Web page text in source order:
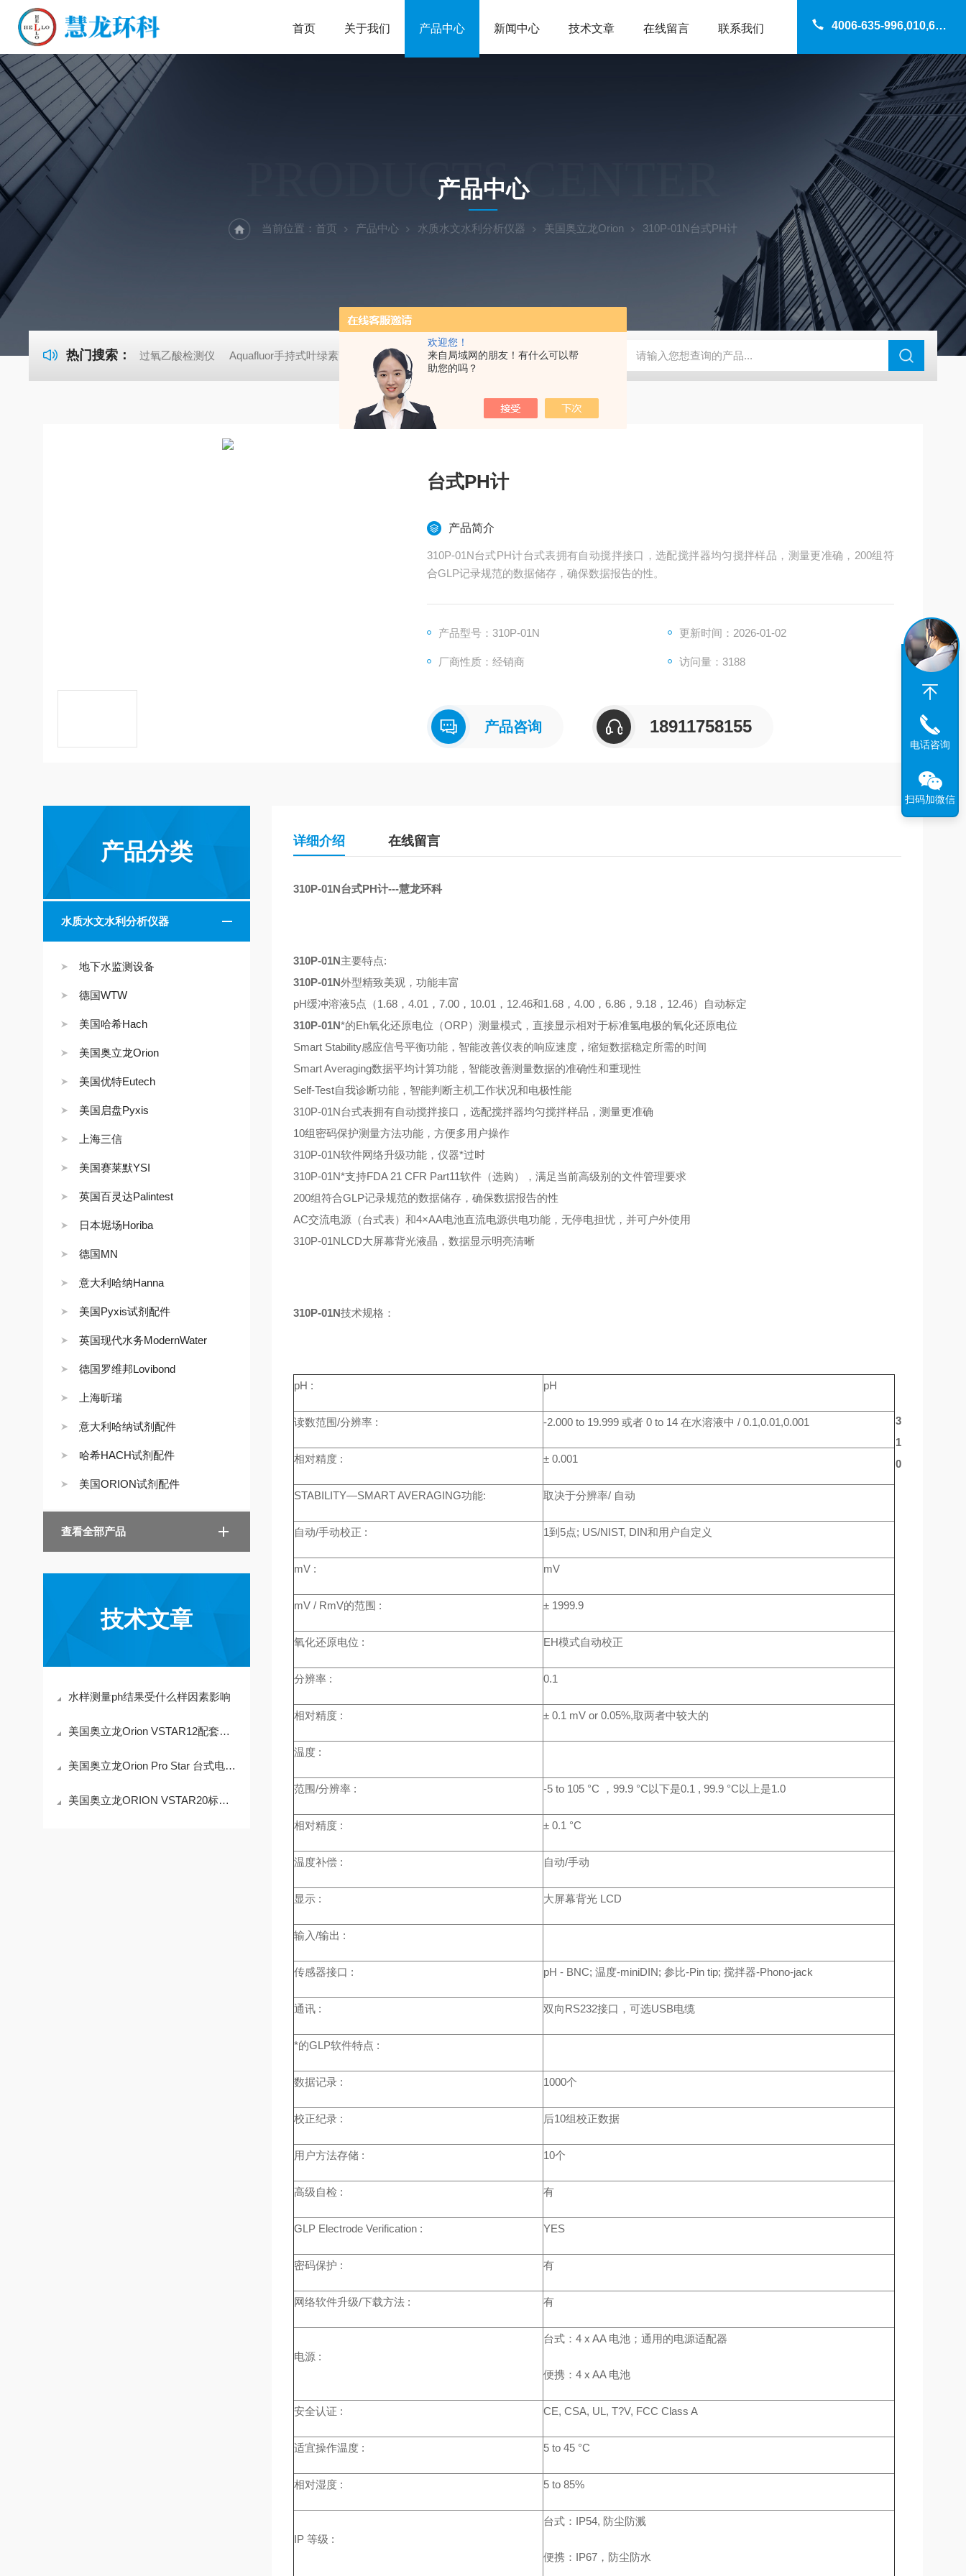
欢迎您！
来自局域网的朋友！有什么可以帮
助您的吗？
4006-635-996,010,69200960
首页 关于我们 产品中心 新闻中心 技术文章 在线留言 联系我们
PRODUCTS CENTER
产品中心
当前位置： 首页 产品中心 水质水文水利分析仪器 美国奥立龙Orion 310P-01N台式PH计
热门搜索： 过氧乙酸检测仪 Aquafluor手持式叶绿素荧光仪 HLT-001土壤检测仪器土壤采样套装 德国MN 91346过氧乙酸检测仪 CT2001A微电流扣电测试 PL-G07日本富士智
台式PH计
产品简介
310P-01N台式PH计台式表拥有自动搅拌接口，选配搅拌器均匀搅拌样品，测量更准确，200组符
合GLP记录规范的数据储存，确保数据报告的性。
产品型号：310P-01N 更新时间：2026-01-02
厂商性质：经销商 访问量：3188
产品咨询 18911758155
产品分类
水质水文水利分析仪器
地下水监测设备
德国WTW
美国哈希Hach
美国奥立龙Orion
美国优特Eutech
美国启盘Pyxis
上海三信
美国赛莱默YSI
英国百灵达Palintest
日本堀场Horiba
德国MN
意大利哈纳Hanna
美国Pyxis试剂配件
英国现代水务ModernWater
德国罗维邦Lovibond
上海昕瑞
意大利哈纳试剂配件
哈希HACH试剂配件
美国ORION试剂配件
查看全部产品
技术文章
水样测量ph结果受什么样因素影响
美国奥立龙Orion VSTAR12配套电极有哪些
美国奥立龙Orion Pro Star 台式电化学测量仪系列
美国奥立龙ORION VSTAR20标准配置有哪些
详细介绍 在线留言
310P-01N台式PH计---慧龙环科
310P-01N主要特点:
310P-01N外型精致美观，功能丰富
pH缓冲溶液5点（1.68，4.01，7.00，10.01，12.46和1.68，4.00，6.86，9.18，12.46）自动标定
310P-01N*的Eh氧化还原电位（ORP）测量模式，直接显示相对于标准氢电极的氧化还原电位
Smart Stability感应信号平衡功能，智能改善仪表的响应速度，缩短数据稳定所需的时间
Smart Averaging数据平均计算功能，智能改善测量数据的准确性和重现性
Self-Test自我诊断功能，智能判断主机工作状况和电极性能
310P-01N台式表拥有自动搅拌接口，选配搅拌器均匀搅拌样品，测量更准确
10组密码保护测量方法功能，方便多用户操作
310P-01N软件网络升级功能，仪器*过时
310P-01N*支持FDA 21 CFR Part11软件（选购），满足当前高级别的文件管理要求
200组符合GLP记录规范的数据储存，确保数据报告的性
AC交流电源（台式表）和4×AA电池直流电源供电功能，无停电担忧，并可户外使用
310P-01NLCD大屏幕背光液晶，数据显示明亮清晰
310P-01N技术规格：
pH : pH
读数范围/分辨率 : -2.000 to 19.999 或者 0 to 14 在水溶液中 / 0.1,0.01,0.001
相对精度 : ± 0.001
STABILITY—SMART AVERAGING功能: 取决于分辨率/ 自动
自动/手动校正 : 1到5点; US/NIST, DIN和用户自定义
mV : mV
mV / RmV的范围 : ± 1999.9
氧化还原电位 : EH模式自动校正
分辨率 : 0.1
相对精度 : ± 0.1 mV or 0.05%,取两者中较大的
温度 :
范围/分辨率 : -5 to 105 °C ，99.9 °C以下是0.1 , 99.9 °C以上是1.0
相对精度 : ± 0.1 °C
温度补偿 : 自动/手动
显示 : 大屏幕背光 LCD
输入/输出 :
传感器接口 : pH - BNC; 温度-miniDIN; 参比-Pin tip; 搅拌器-Phono-jack
通讯 : 双向RS232接口，可选USB电缆
*的GLP软件特点 :
数据记录 : 1000个
校正纪录 : 后10组校正数据
用户方法存储 : 10个
高级自检 : 有
GLP Electrode Verification : YES
密码保护 : 有
网络软件升级/下载方法 : 有
电源 :
台式：4 x AA 电池；通用的电源适配器
便携：4 x AA 电池
安全认证 : CE, CSA, UL, T?V, FCC Class A
适宜操作温度 : 5 to 45 °C
相对湿度 : 5 to 85%
IP 等级 :
台式：IP54, 防尘防溅
便携：IP67，防尘防水
3
1
0
电话咨询
扫码加微信